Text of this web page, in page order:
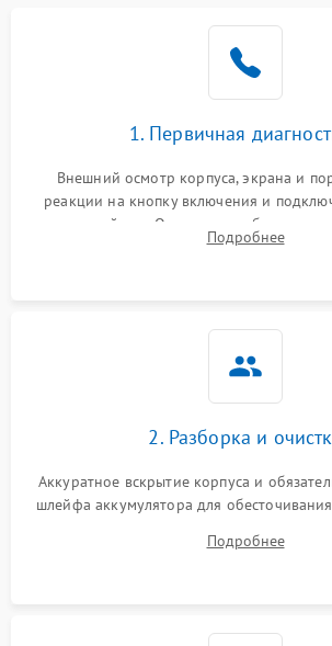
1. Первичная
Внешний осмотр корпуса, экрана и
реакции на кнопку включения и
устройства. Оценка потребления
лабораторного блока питания для
Подробнее
2. Разборка и
Аккуратное вскрытие корпуса и
шлейфа аккумулятора для
высохшей термопасты с
Подробнее